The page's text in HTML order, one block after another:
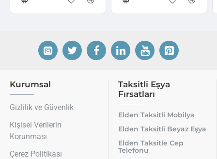
Kurumsal
Gizlilik ve Güvenlik
Kişisel Verilerin
Korunması
Çerez Politikası
Taksitli Eşya
Fırsatları
Elden Taksitli Mobilya
Elden Taksitli Beyaz Eşya
Elden Taksitle Cep
Telefonu